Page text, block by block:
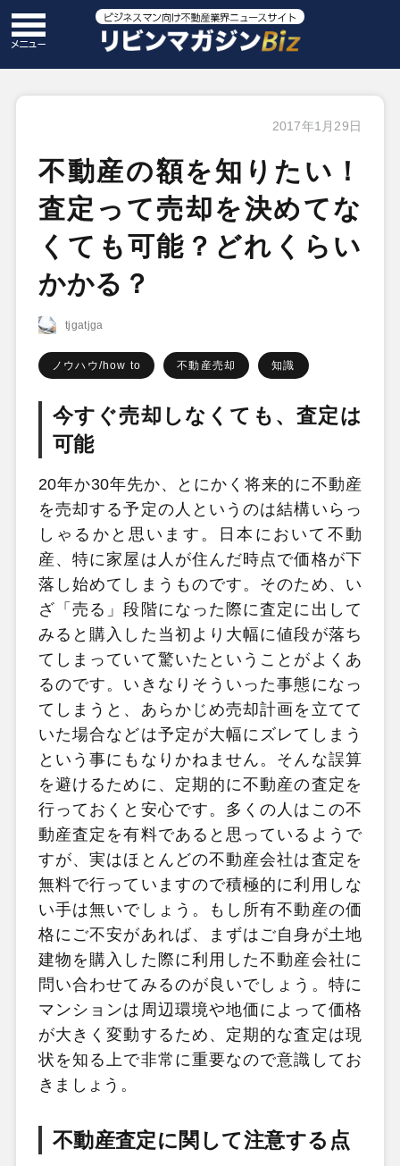
2017年1月29日
不動産の額を知りたい！
査定って売却を決めてな
くても可能？どれくらい
かかる？
tjgatjga
ノウハウ/how to 不動産売却 知識
今すぐ売却しなくても、査定は
可能
20年か30年先か、とにかく将来的に不動産
を売却する予定の人というのは結構いらっ
しゃるかと思います。日本において不動
産、特に家屋は人が住んだ時点で価格が下
落し始めてしまうものです。そのため、い
ざ「売る」段階になった際に査定に出して
みると購入した当初より大幅に値段が落ち
てしまっていて驚いたということがよくあ
るのです。いきなりそういった事態になっ
てしまうと、あらかじめ売却計画を立てて
いた場合などは予定が大幅にズレてしまう
という事にもなりかねません。そんな誤算
を避けるために、定期的に不動産の査定を
行っておくと安心です。多くの人はこの不
動産査定を有料であると思っているようで
すが、実はほとんどの不動産会社は査定を
無料で行っていますので積極的に利用しな
い手は無いでしょう。もし所有不動産の価
格にご不安があれば、まずはご自身が土地
建物を購入した際に利用した不動産会社に
問い合わせてみるのが良いでしょう。特に
マンションは周辺環境や地価によって価格
が大きく変動するため、定期的な査定は現
状を知る上で非常に重要なので意識してお
きましょう。
不動産査定に関して注意する点